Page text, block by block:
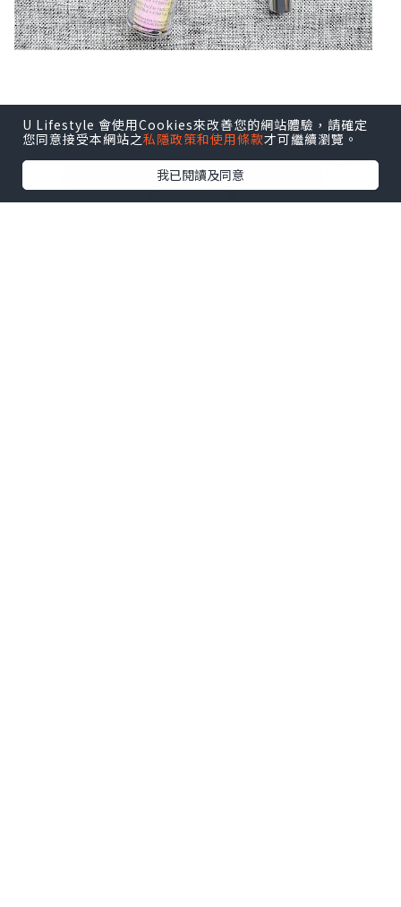
U Lifestyle 會使用Cookies來改善您的網站體驗，請確定
您同意接受本網站之私隱政策和使用條款才可繼續瀏覽。
我已閱讀及同意